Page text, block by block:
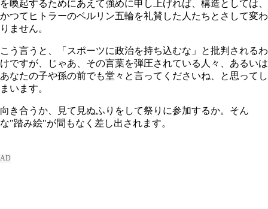
を喚起するためにあえて強めに申し上げれば、構造としては、
かつてヒトラーのベルリン五輪を礼賛した人たちとさして変わ
りません。
こう言うと、「スポーツに政治を持ち込むな」と批判されるわ
けですが、じゃあ、その言葉を弾圧されている人々、あるいは
あなたの子や孫の前でも堂々と言ってくださいね、と思ってし
まいます。
向き合うか、見て見ぬふりをして祭りに参加するか。そん
な"踏み絵"が間もなく差し出されます。